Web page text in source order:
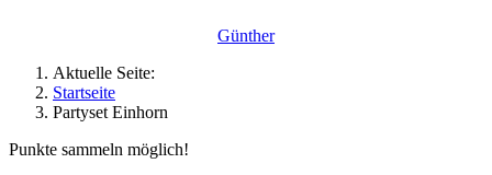
Günther
Aktuelle Seite:
Startseite
Partyset Einhorn
Punkte sammeln möglich!